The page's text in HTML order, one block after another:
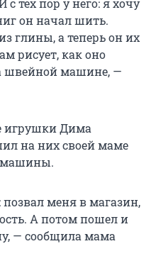
тех пор у него: я хочу
он начал шить.
глины, а теперь он их
рисует, как оно
швейной машине, —
игрушки Дима
на них своей маме
машины.
меня в магазин,
А потом пошел и
— сообщила мама